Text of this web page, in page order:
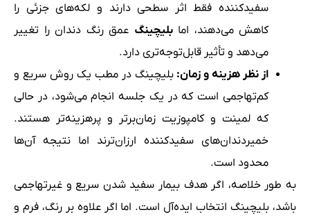
سفیدکننده فقط اثر سطحی دارند و لکه‌های جزئی را
کاهش می‌دهند، امابلیچینگ عمق رنگ دندان را تغییر
می‌دهد و تأثیر قابل‌توجه‌تری دارد.
از نظر هزینه و زمان: بلیچینگ در مطب یک روش سریع و
کم‌تهاجمی است که در یک جلسه انجام می‌شود، در حالی
که لمینت و کامپوزیت زمان‌برتر و پرهزینه‌تر هستند.
خمیردندان‌های سفیدکننده ارزان‌ترند اما نتیجه آن‌ها
محدود است.
به طور خلاصه، اگر هدف بیمار سفید شدن سریع و غیرتهاجمی
باشد، بلیچینگ انتخاب ایده‌آل است. اما اگر علاوه بر رنگ، فرم و